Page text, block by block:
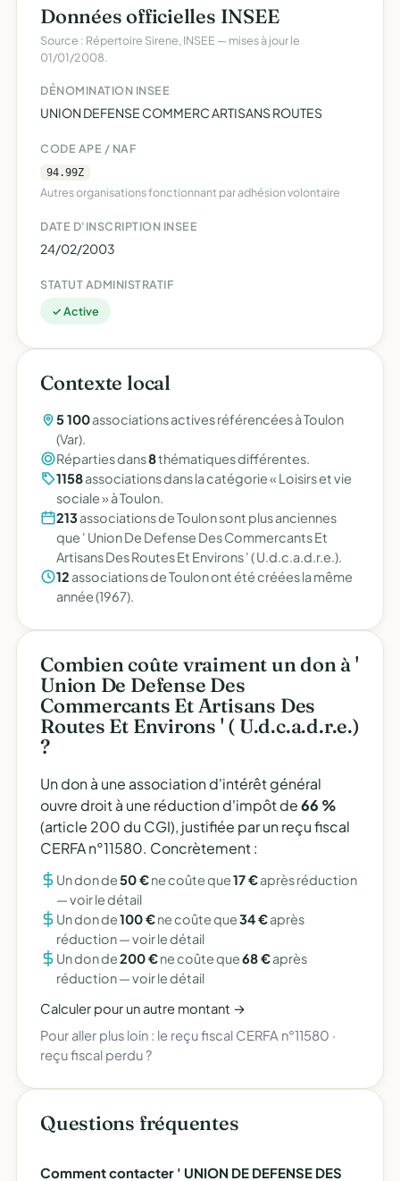
Données officielles INSEE
Source : Répertoire Sirene, INSEE — mises à jour le
01/01/2008.
DÉNOMINATION INSEE
UNION DEFENSE COMMERC ARTISANS ROUTES
CODE APE / NAF
94.99Z
Autres organisations fonctionnant par adhésion volontaire
DATE D'INSCRIPTION INSEE
24/02/2003
STATUT ADMINISTRATIF
✓ Active
Contexte local
5 100associations actives référencées à Toulon
(Var).
Réparties dans8thématiques différentes.
1158associations dans la catégorie « Loisirs et vie
sociale » à Toulon.
213associations de Toulon sont plus anciennes
que ' Union De Defense Des Commercants Et
Artisans Des Routes Et Environs ' ( U.d.c.a.d.r.e.).
12 associations de Toulon ont été créées la même
année (1967).
Combien coûte vraiment un don à '
Union De Defense Des
Commercants Et Artisans Des
Routes Et Environs ' ( U.d.c.a.d.r.e.)
?
Un don à une association d'intérêt général
ouvre droit à une réduction d'impôt de66 %
(article 200 du CGI), justifiée par un reçu fiscal
CERFA n°11580. Concrètement :
Un don de50 €ne coûte que17 €après réduction
—voir le détail
Un don de100 €ne coûte que34 €après
réduction —voir le détail
Un don de200 €ne coûte que68 €après
réduction —voir le détail
Calculer pour un autre montant →
Pour aller plus loin : le reçu fiscal CERFA n°11580 ·
reçu fiscal perdu ?
Questions fréquentes
Comment contacter ' UNION DE DEFENSE DES